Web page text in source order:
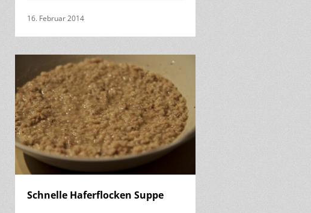
16. Februar 2014
Schnelle Haferflocken Suppe